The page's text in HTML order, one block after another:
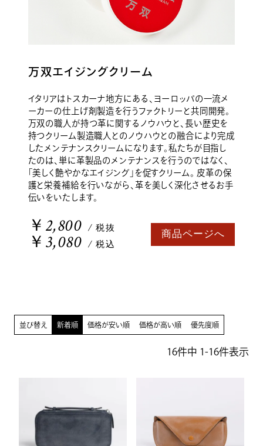
万双エイジングクリーム
イタリアはトスカーナ地方にある、ヨーロッパの一流メ
ーカーの仕上げ剤製造を行うファクトリーと共同開発。
万双の職人が持つ革に関するノウハウと、長い歴史を
持つクリーム製造職人とのノウハウとの融合により完成
したメンテナンスクリームになります。私たちが目指し
たのは、単に革製品のメンテナンスを行うのではなく、
「美しく艶やかなエイジング」を促すクリーム。 皮革の保
護と栄養補給を行いながら、革を美しく深化させるお手
伝いをいたします。
￥2,800 / 税抜
￥3,080 / 税込
商品ページへ
並び替え 新着順 価格が安い順 価格が高い順 優先度順
16件中 1-16件表示